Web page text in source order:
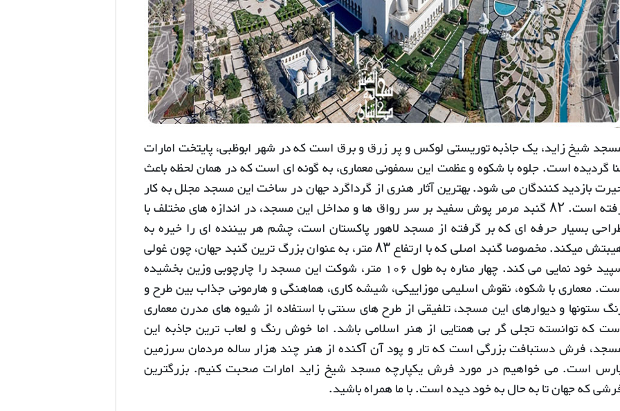
شیخ زاید، یک جاذبه توریستی لوکس و پر زرق و برق است که در شهر ابوظبی، پایتخت امارات
گردیده است. جلوه با شکوه و عظمت این سمفونی معماری، به گونه ای است که در همان لحظه باعث
بازدید کنندگان می شود. بهترین آثار هنری از گرداگرد جهان در ساخت این مسجد مجلل به کار
رفته است. ۸۲ گنبد مرمر پوش سفید بر سر رواق ها و مداخل این مسجد، در اندازه های مختلف با
بسیار حرفه ای که بر گرفته از مسجد لاهور پاکستان است، چشم هر بیننده ای را خیره به
هیبتش میکند. مخصوصا گنبد اصلی که با ارتفاع ۸۳ متر، به عنوان بزرگ ترین گنبد جهان، چون غولی
سپید خود نمایی می کند. چهار مناره به طول 106 متر، شوکت این مسجد را چارچوبی وزین بخشیده
معماری با شکوه، نقوش اسلیمی موزاییکی، شیشه کاری، هماهنگی و هارمونی جذاب بین طرح و
ستونها و دیوارهای این مسجد، تلفیقی از طرح های سنتی با استفاده از شیوه های مدرن معماری
که توانسته تجلی گر بی همتایی از هنر اسلامی باشد. اما خوش رنگ و لعاب ترین جاذبه این
فرش دستبافت بزرگی است که تار و پود آن آکنده از هنر چند هزار ساله مردمان سرزمین
است. می خواهیم در مورد فرش یکپارچه مسجد شیخ زاید امارات صحبت کنیم. بزرگترین
که جهان تا به حال به خود دیده است. با ما همراه باشید.